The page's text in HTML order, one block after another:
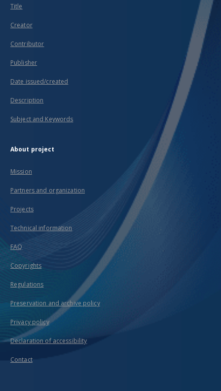
Title
Creator
Contributor
Publisher
Date issued/created
Description
Subject and Keywords
About project
Mission
Partners and organization
Projects
Technical information
FAQ
Copyrights
Regulations
Preservation and archive policy
Privacy policy
Declaration of accessibility
Contact